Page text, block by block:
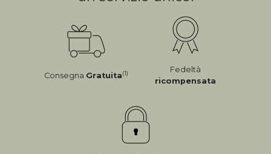
Consegna Gratuita(1)
Fedeltà
ricompensata